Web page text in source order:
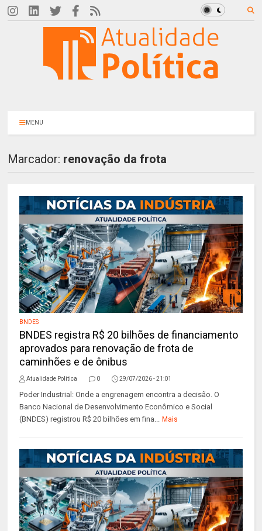
MENU
Marcador: renovação da frota
BNDES
BNDES registra R$ 20 bilhões de financiamento
aprovados para renovação de frota de
caminhões e de ônibus
Atualidade Política 0 29/07/2026 - 21:01
Poder Industrial: Onde a engrenagem encontra a decisão. O
Banco Nacional de Desenvolvimento Econômico e Social
(BNDES) registrou R$ 20 bilhões em fina... Mais